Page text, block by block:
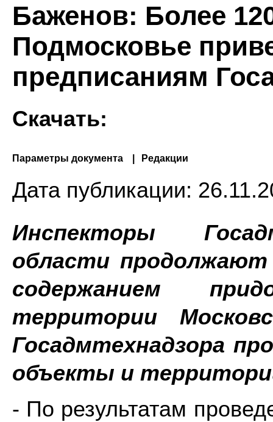
Баженов: Более
Подмосковье
предписаниям
Скачать:
Параметры документа Редакции
Дата публикации:
Инспекторы
области продолжают
содержанием
территории
Госадмтехнадзора
объекты и
- По результатам